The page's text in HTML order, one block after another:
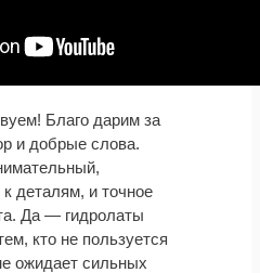
Благо дарим за
и добрые слова.
деталям, и точное
Да — гидролаты
кто не пользуется
ожидает сильных